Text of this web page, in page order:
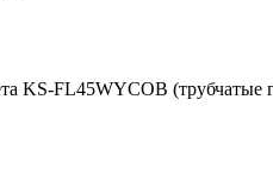
KS-FL45WYCOB (трубчатые